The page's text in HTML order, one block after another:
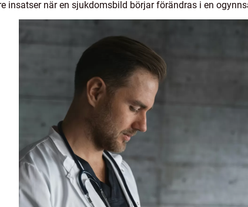
insatser när en sjukdomsbild börjar förändras i en